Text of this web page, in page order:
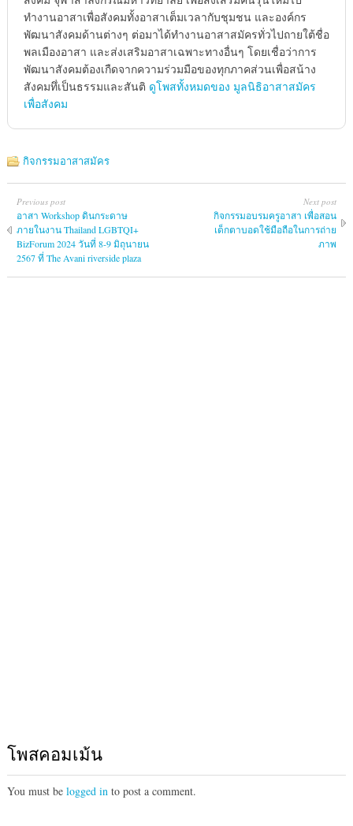
ทำงานอาสาเพื่อสังคมทั้งอาสาเต็มเวลากับชุมชน และองค์กร
พัฒนาสังคมด้านต่างๆ ต่อมาได้ทำงานอาสาสมัครทั่วไปถายใต้ชื่อ
พลเมืองอาสา และส่งเสริมอาสาเฉพาะทางอื่นๆ โดยเชื่อว่าการ
พัฒนาสังคมต้องเกืดจากความร่วมมือของทุกภาคส่วนเพื่อสน้าง
สังคมทึ่เป็นธรรมและสันติ ดูโพสทั้งหมดของ มูลนิธิอาสาสมัคร
เพื่อสังคม
กิจกรรมอาสาสมัคร
Previous post
อาสา Workshop ดินกระดาษ
ภายในงาน Thailand LGBTQI+
BizForum 2024 วันที่ 8-9 มิถุนายน
2567 ที่ The Avani riverside plaza
Next post
กิจกรรมอบรมครูอาสา เพื่อสอน
เด็กตาบอดใช้มือถือในการถ่าย
ภาพ
โพสคอมเม้น
You must be logged into post a comment.